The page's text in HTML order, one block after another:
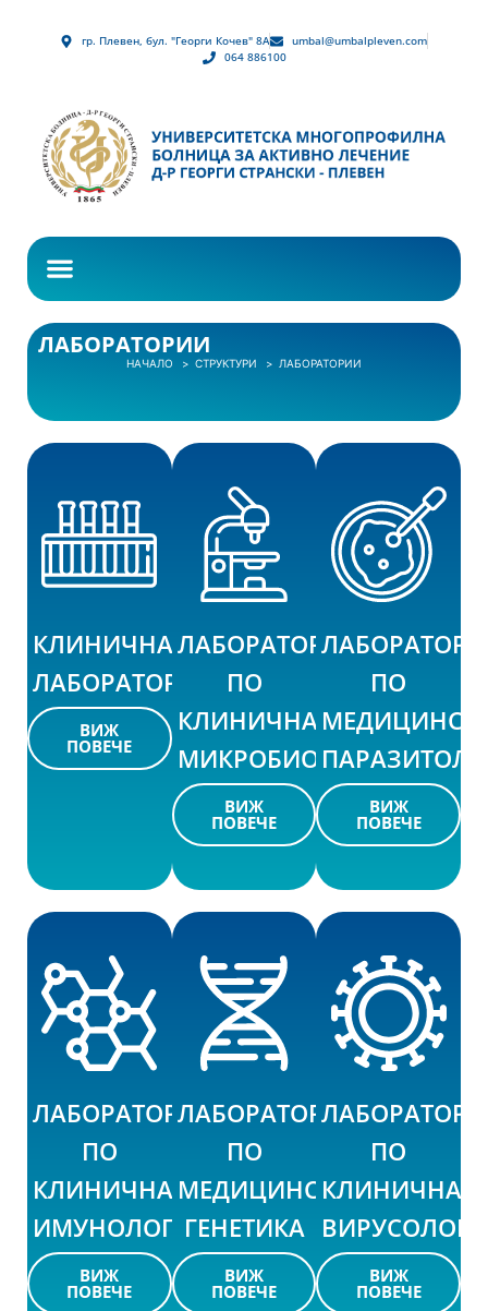
гр. Плевен, бул. "Георги Кочев" 8А
umbal@umbalpleven.com
064 886100
ЛАБОРАТОРИИ
НАЧАЛО СТРУКТУРИ ЛАБОРАТОРИИ
КЛИНИЧНА
ЛАБОРАТОРИЯ
ВИЖ
ПОВЕЧЕ
ЛАБОРАТОРИЯ
ПО
КЛИНИЧНА
МИКРОБИОЛОГИЯ
ВИЖ
ПОВЕЧЕ
ПО
ВИЖ
ПОВЕЧЕ
ЛАБОРАТОРИЯ
ПО
КЛИНИЧНА
ИМУНОЛОГИЯ
ВИЖ
ПОВЕЧЕ
ЛАБОРАТОРИЯ
ПО
МЕДИЦИНСКА
ГЕНЕТИКА
ВИЖ
ПОВЕЧЕ
ПО
КЛИНИЧНА
ВИЖ
ПОВЕЧЕ